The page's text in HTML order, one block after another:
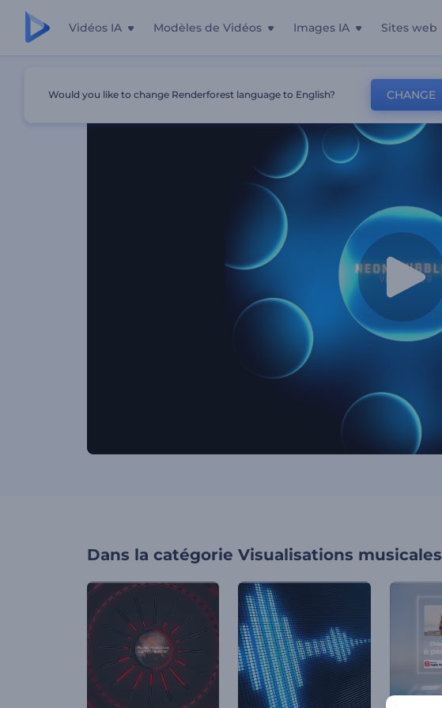
Vidéos IA Modèles de Vidéos Images IA Sites web
Dans la catégorie Visualisations musicales
Would you like to change Renderforest language to English? CHANGE